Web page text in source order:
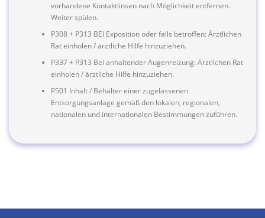
vorhandene Kontaktlinsen nach Möglichkeit entfernen.
Weiter spülen.
P308 + P313 BEI Exposition oder falls betroffen: Ärztlichen
Rat einholen / ärztliche Hilfe hinzuziehen.
P337 + P313 Bei anhaltender Augenreizung: Ärztlichen Rat
einholen / ärztliche Hilfe hinzuziehen.
P501 Inhalt / Behälter einer zugelassenen
Entsorgungsanlage gemäß den lokalen, regionalen,
nationalen und internationalen Bestimmungen zuführen.